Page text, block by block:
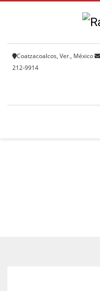
Coatzacoalcos, Ver., México
212-9914